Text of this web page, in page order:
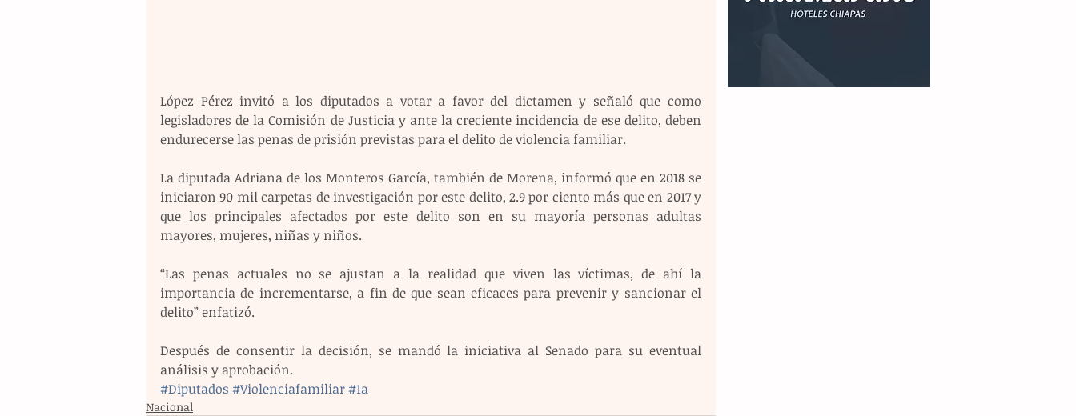
López Pérez invitó a los diputados a votar a favor del dictamen y señaló que como
legisladores de la Comisión de Justicia y ante la creciente incidencia de ese delito, deben
endurecerse las penas de prisión previstas para el delito de violencia familiar.
La diputada Adriana de los Monteros García, también de Morena, informó que en 2018 se
iniciaron 90 mil carpetas de investigación por este delito, 2.9 por ciento más que en 2017 y
que los principales afectados por este delito son en su mayoría personas adultas
mayores, mujeres, niñas y niños.
“Las penas actuales no se ajustan a la realidad que viven las víctimas, de ahí la
importancia de incrementarse, a fin de que sean eficaces para prevenir y sancionar el
delito” enfatizó.
Después de consentir la decisión, se mandó la iniciativa al Senado para su eventual
análisis y aprobación.
#Diputados #Violenciafamiliar#1a
Nacional